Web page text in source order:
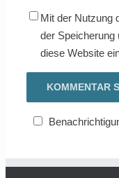
Mit der Nutzung
der Speicherung
diese Website